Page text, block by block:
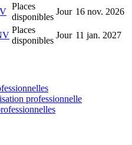
Places
disponibles
Jour 16 nov. 2026
Places
disponibles
Jour 11 jan. 2027
professionnelle